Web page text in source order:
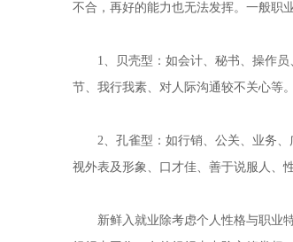
不合，再好的能力也无法发挥。一般职
1、贝壳型：如会计、秘书、操作员
节、我行我素、对人际沟通较不关心等。
2、孔雀型：如行销、公关、业务、
视外表及形象、口才佳、善于说服人、
新鲜入就业除考虑个人性格与职业特